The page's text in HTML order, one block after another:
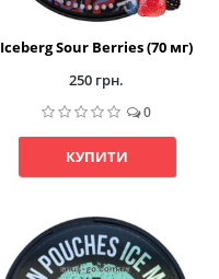
Iceberg Sour Berries (70 мг)
250 грн.
0
КУПИТИ